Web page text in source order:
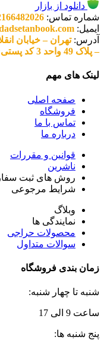
دانلود از بازار
شماره تماس:
ایمیل:
آدرس:تهران – خیابان
– پلاک 49 واحد 3 کد پستی: 1315686310
لینک های مهم
صفحه اصلی
فروشگاه
تماس با ما
درباره ما
قوانین و مقررات
ناشرین
روش های ثبت
شرایط مرجوعی
وبلاگ
نمایندگی ها
محصولات حراجی
سوالات متداول
زمان بندی فروشگاه
شنبه تا چهار شنبه:
ساعت 9 الی 17
پنج شنبه ها: